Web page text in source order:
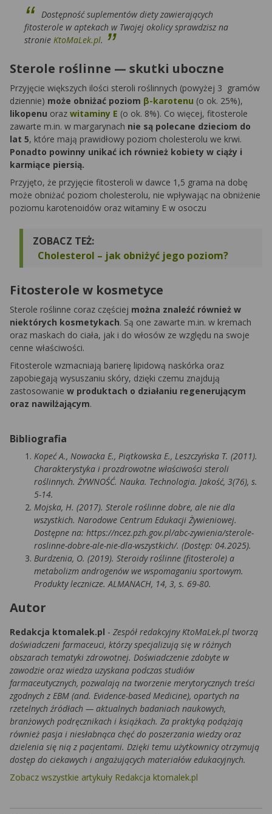
Dostępność suplementów diety zawierających
fitosterole w aptekach w Twojej okolicy sprawdzisz na
stronie KtoMaLek.pl.
Sterole roślinne — skutki uboczne
Przyjęcie większych ilości steroli roślinnych (powyżej 3 gramów
dziennie) może obniżać poziom β-karotenu (o ok. 25%),
likopenu oraz witaminy E (o ok. 8%). Co więcej, fitosterole
zawarte m.in. w margarynach nie są polecane dzieciom do
lat 5, które mają prawidłowy poziom cholesterolu we krwi.
Ponadto powinny unikać ich również kobiety w ciąży i
karmiące piersią.
Przyjęto, że przyjęcie fitosteroli w dawce 1,5 grama na dobę
może obniżać poziom cholesterolu, nie wpływając na obniżenie
poziomu karotenoidów oraz witaminy E w osoczu
ZOBACZ TEŻ:
Cholesterol – jak obniżyć jego poziom?
Fitosterole w kosmetyce
Sterole roślinne coraz częściej można znaleźć również w
niektórych kosmetykach. Są one zawarte m.in. w kremach
oraz maskach do ciała, jak i do włosów ze względu na swoje
cenne właściwości.
Fitosterole wzmacniają barierę lipidową naskórka oraz
zapobiegają wysuszaniu skóry, dzięki czemu znajdują
zastosowanie w produktach o działaniu regenerującym
oraz nawilżającym.
Bibliografia
Kopeć A., Nowacka E., Piątkowska E., Leszczyńska T. (2011).
Charakterystyka i prozdrowotne właściwości steroli
roślinnych. ŻYWNOŚĆ. Nauka. Technologia. Jakość, 3(76), s.
5-14.
Mojska, H. (2017). Sterole roślinne dobre, ale nie dla
wszystkich. Narodowe Centrum Edukacji Żywieniowej.
Dostępne na: https://ncez.pzh.gov.pl/abc-zywienia/sterole-
roslinne-dobre-ale-nie-dla-wszystkich/. (Dostęp: 04.2025).
Burdzenia, O. (2019). Steroidy roślinne (fitosterole) a
metabolizm androgenów we wspomaganiu sportowym.
Produkty lecznicze. ALMANACH, 14, 3, s. 69-80.
Autor
Redakcja ktomalek.pl - Zespół redakcyjny KtoMaLek.pl tworzą
doświadczeni farmaceuci, którzy specjalizują się w różnych
obszarach tematyki zdrowotnej. Doświadczenie zdobyte w
zawodzie oraz wiedza uzyskana podczas studiów
farmaceutycznych, pozwalają na tworzenie merytorycznych treści
zgodnych z EBM (and. Evidence-based Medicine), opartych na
rzetelnych źródłach — aktualnych badaniach naukowych,
branżowych podręcznikach i książkach. Za praktyką podążają
również pasja i niesłabnąca chęć do poszerzania wiedzy oraz
dzielenia się nią z pacjentami. Dzięki temu użytkownicy otrzymują
dostęp do ciekawych i angażujących materiałów edukacyjnych.
Zobacz wszystkie artykuły Redakcja ktomalek.pl